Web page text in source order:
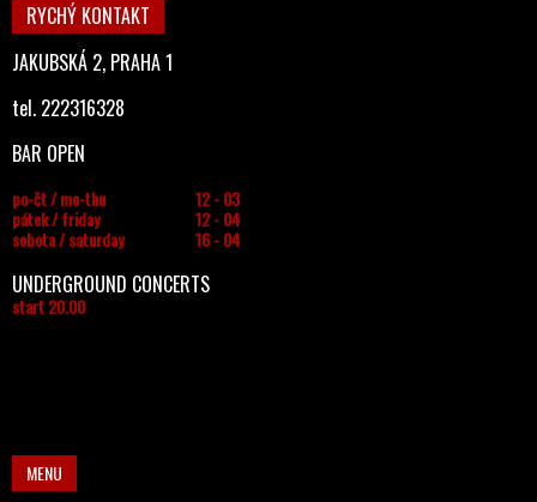
RYCHÝ KONTAKT
JAKUBSKÁ 2, PRAHA 1
tel. 222316328
BAR OPEN
po-čt / mo-thu
12 - 03
pátek / friday
12 - 04
sobota / saturday
16 - 04
UNDERGROUND CONCERTS
start 20.00
MENU